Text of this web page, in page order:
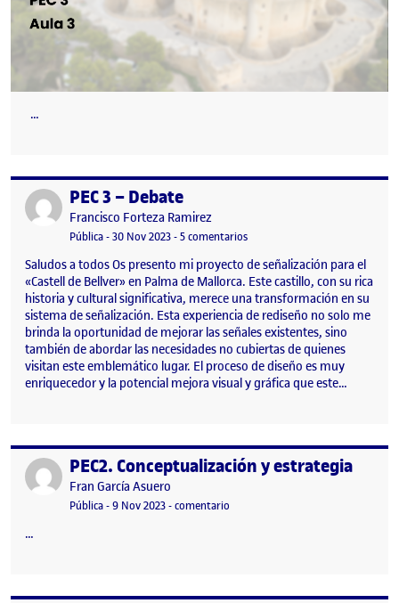
…
Publicado porPEC 3 – Debate
Publicado por
Francisco Forteza Ramirez
Visibilidad:
Pública-Fecha de publicación
30 Nov 202330 noviembre, 2023 4:39 pm
-5 comentariosen PEC 3 – Debate
Saludos a todos Os presento mi proyecto de señalización para el
«Castell de Bellver» en Palma de Mallorca. Este castillo, con su rica
historia y cultural significativa, merece una transformación en su
sistema de señalización. Esta experiencia de rediseño no solo me
brinda la oportunidad de mejorar las señales existentes, sino
también de abordar las necesidades no cubiertas de quienes
visitan este emblemático lugar. El proceso de diseño es muy
enriquecedor y la potencial mejora visual y gráfica que este…
Publicado porPEC2. Conceptualización y estrategia
Publicado por
Fran García Asuero
Visibilidad:
Pública-Fecha de publicación
9 Nov 202310 noviembre, 2023 2:58 pm
-comentario
…